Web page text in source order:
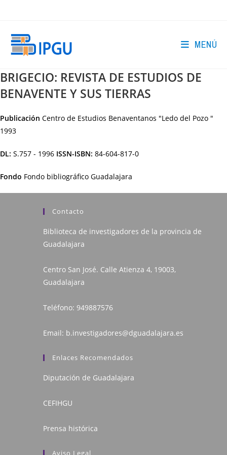
MENÚ
BRIGECIO: REVISTA DE ESTUDIOS DE
BENAVENTE Y SUS TIERRAS
Publicación Centro de Estudios Benaventanos "Ledo del Pozo "
1993
DL: S.757 - 1996 ISSN-ISBN: 84-604-817-0
Fondo Fondo bibliográfico Guadalajara
Contacto
Biblioteca de investigadores de la provincia de
Guadalajara
Centro San José. Calle Atienza 4, 19003,
Guadalajara
Teléfono: 949887576
Email: b.investigadores@dguadalajara.es
Enlaces Recomendados
Diputación de Guadalajara
CEFIHGU
Prensa histórica
Aviso Legal